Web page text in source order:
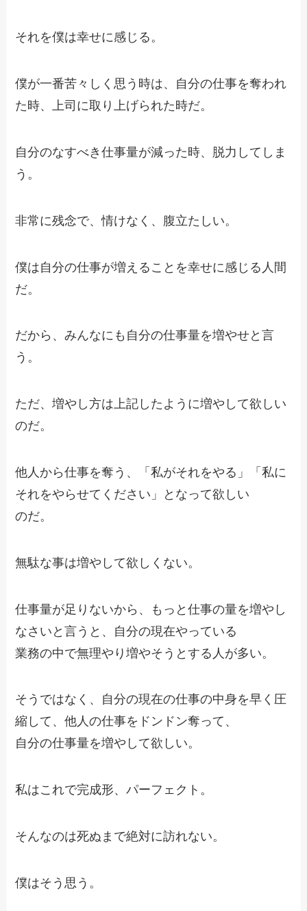
それを僕は幸せに感じる。
僕が一番苦々しく思う時は、自分の仕事を奪われ
た時、上司に取り上げられた時だ。
自分のなすべき仕事量が減った時、脱力してしま
う。
非常に残念で、情けなく、腹立たしい。
僕は自分の仕事が増えることを幸せに感じる人間
だ。
だから、みんなにも自分の仕事量を増やせと言
う。
ただ、増やし方は上記したように増やして欲しい
のだ。
他人から仕事を奪う、「私がそれをやる」「私に
それをやらせてください」となって欲しい
のだ。
無駄な事は増やして欲しくない。
仕事量が足りないから、もっと仕事の量を増やし
なさいと言うと、自分の現在やっている
業務の中で無理やり増やそうとする人が多い。
そうではなく、自分の現在の仕事の中身を早く圧
縮して、他人の仕事をドンドン奪って、
自分の仕事量を増やして欲しい。
私はこれで完成形、パーフェクト。
そんなのは死ぬまで絶対に訪れない。
僕はそう思う。